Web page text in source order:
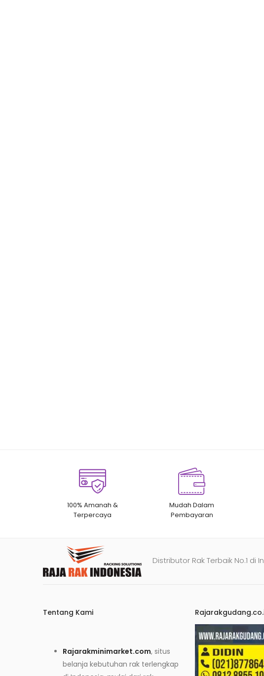
100% Amanah &
Terpercaya
Mudah Dalam
Pembayaran
Distributor Rak Terbaik No.1 di
Tentang Kami
Rajarakminimarket.com, situs
belanja kebutuhan rak terlengkap